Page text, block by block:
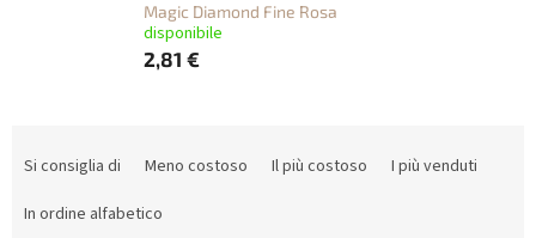
Magic Diamond Fine Rosa
disponibile
2,81 €
Si consiglia di Meno costoso Il più costoso
I più venduti
In ordine alfabetico